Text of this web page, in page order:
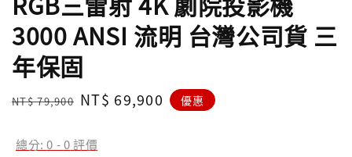
3000 ANSI 流明 台灣公司貨 三
年保固
Regular
NT$ 79,900 Sale
NT$ 69,900 優惠
總分:0 -0評價